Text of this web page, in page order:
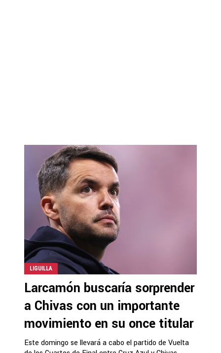
LIGUILLA
Larcamón buscaría sorprender
a Chivas con un importante
movimiento en su once titular
Este domingo se llevará a cabo el partido de Vuelta